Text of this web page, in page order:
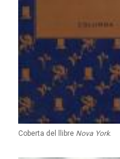
Coberta del llibre Nova York.